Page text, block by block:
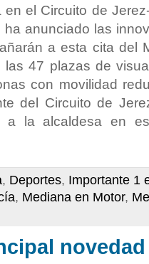
el Circuito de
anunciado las
a esta cita del
47 plazas de
con movilidad
del Circuito de
a la alcaldesa en
, Deportes, Importante 1
, Mediana en Motor,